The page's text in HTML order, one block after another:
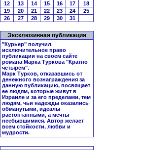
12
13 14 15 16 17
18
19
20 21 22 23 24
25
26
27 28 29 30 31
Эксклюзивная публикация
"Курьер" получил
исключительное право
публикации на своем сайте
романа Марка Туркова "Кратно
четырем".
Марк Турков, отказавшись от
денежного вознаграждения за
данную публикацию, посвящает
ее людям, которые живут в
Израиле и за его пределами, тем
людям, чьи надежды оказались
обманутыми, идеалы
растоптанными, а мечты
несбывшимися. Автор желает
всем стойкости, любви и
мудрости.